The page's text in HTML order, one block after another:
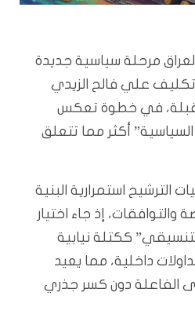
مرحلة سياسية جديدة
تكليف علي فالح الزيدي
في خطوة تعكس
السياسية” أكثر مما تتعلق
الترشيح استمرارية البنية
إذ جاء اختيار
ككتلة نيابية
داخلية، مما يعيد
الفاعلة دون كسر جذري